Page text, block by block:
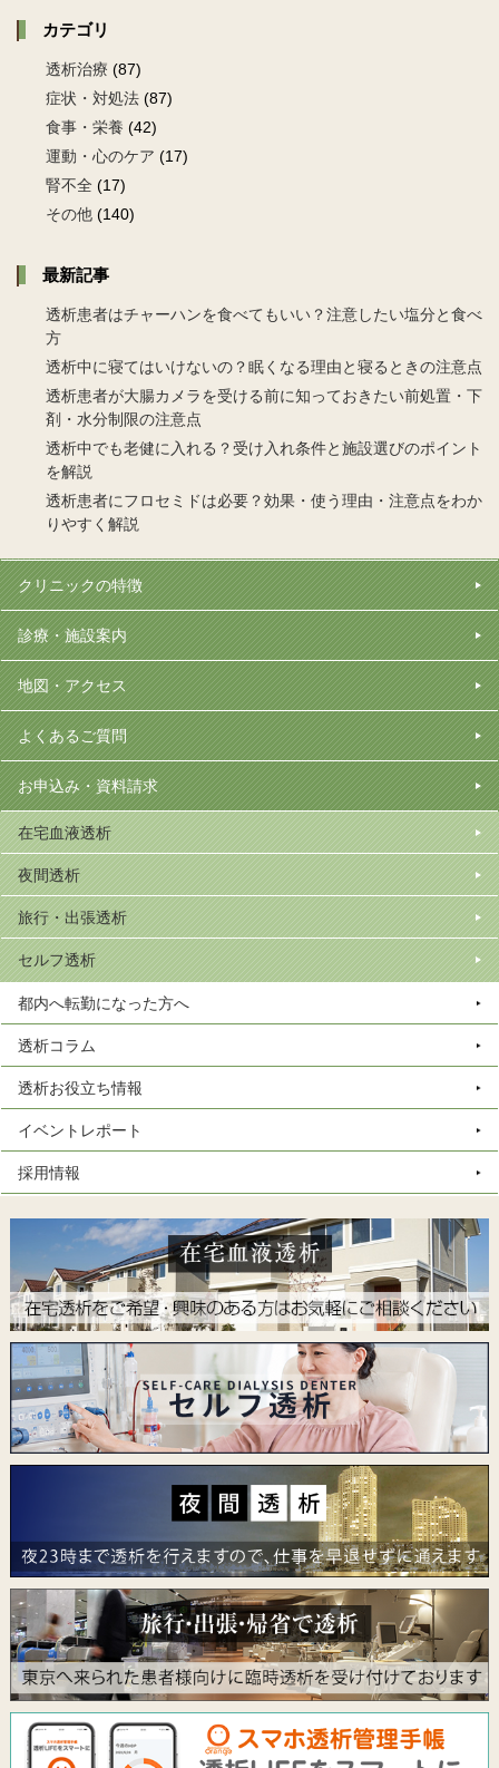
カテゴリ
透析治療 (87)
症状・対処法 (87)
食事・栄養 (42)
運動・心のケア (17)
腎不全 (17)
その他 (140)
最新記事
透析患者はチャーハンを食べてもいい？注意したい塩分と食べ
方
透析中に寝てはいけないの？眠くなる理由と寝るときの注意点
透析患者が大腸カメラを受ける前に知っておきたい前処置・下
剤・水分制限の注意点
透析中でも老健に入れる？受け入れ条件と施設選びのポイント
を解説
透析患者にフロセミドは必要？効果・使う理由・注意点をわか
りやすく解説
クリニックの特徴
診療・施設案内
地図・アクセス
よくあるご質問
お申込み・資料請求
在宅血液透析
夜間透析
旅行・出張透析
セルフ透析
都内へ転勤になった方へ
透析コラム
透析お役立ち情報
イベントレポート
採用情報